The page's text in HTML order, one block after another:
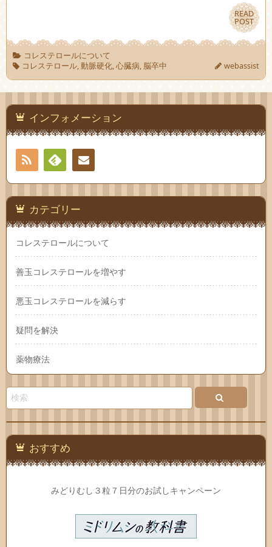
READ
POST
READ
POST
コレステロールについて
コレステロール,動脈硬化,心臓病, 脳卒中 webassist
インフォメーション
RSS
Feedlyお問
い合
わせ
カテゴリー
コレステロールについて
善玉コレステロールを増やす
悪玉コレステロールを減らす
疑問を解決
薬物療法
おすすめ
みどりむし３粒７日分のお試しキャンペーン